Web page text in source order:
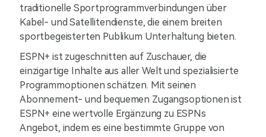
traditionelle Sportprogrammverbindungen über
Kabel- und Satellitendienste, die einem breiten
sportbegeisterten Publikum Unterhaltung bieten.
ESPN+ ist zugeschnitten auf Zuschauer, die
einzigartige Inhalte aus aller Welt und spezialisierte
Programmoptionen schätzen. Mit seinen
Abonnement- und bequemen Zugangsoptionen ist
ESPN+ eine wertvolle Ergänzung zu ESPNs
Angebot, indem es eine bestimmte Gruppe von